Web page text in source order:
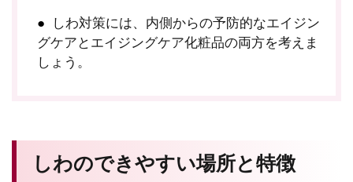
しわ対策には、内側からの予防的なエイジン
グケアとエイジングケア化粧品の両方を考えま
しょう。
しわのできやすい場所と特徴